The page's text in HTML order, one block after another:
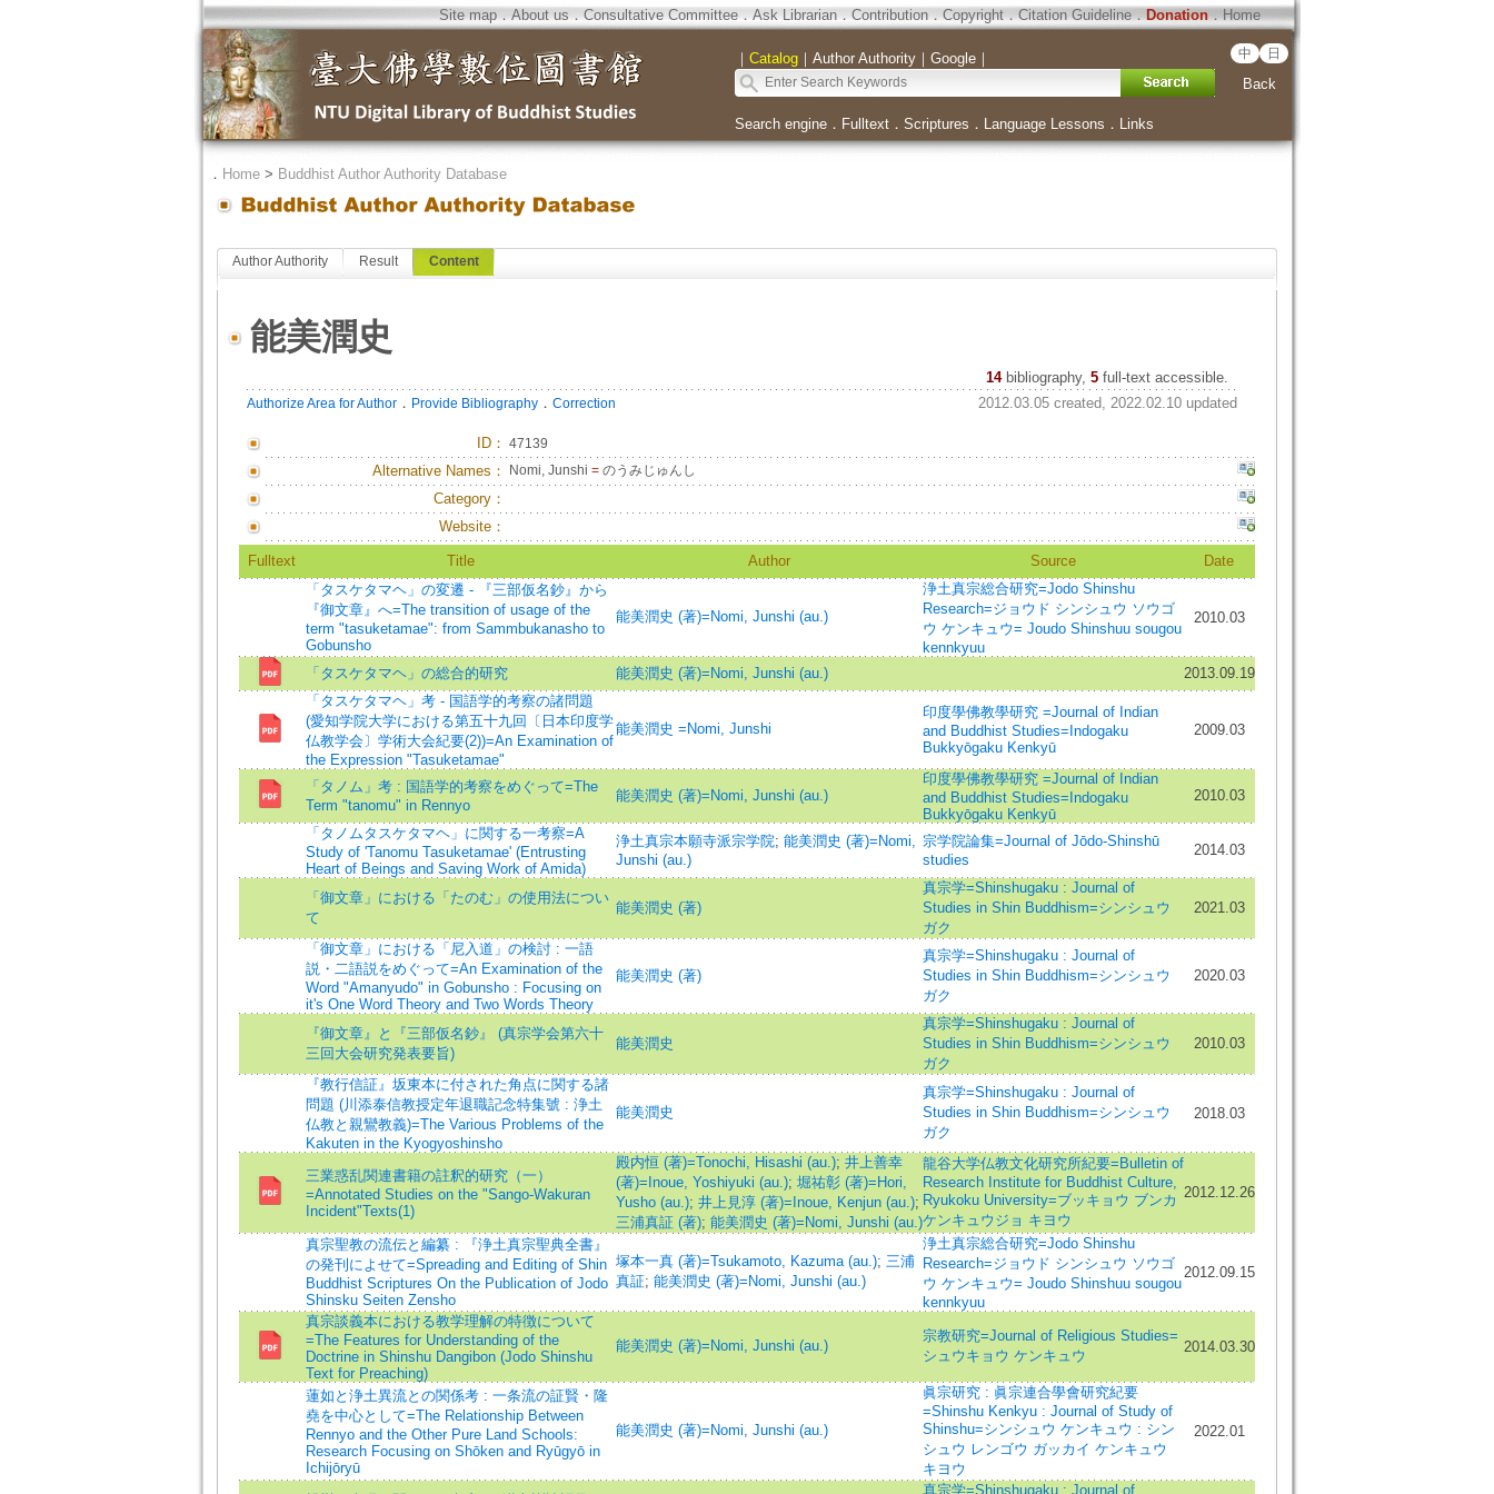
Site map．About us．Consultative Committee．Ask Librarian．Contribution．Copyright．Citation Guideline．Donation．Home
｜ Catalog｜ Author Authority｜ Google｜ 中 日
Back
Search engine． Fulltext． Scriptures ． Language Lessons ． Links
． Home> Buddhist Author Authority Database
Author Authority Result Content
能美潤史
14 bibliography, 5full-text accessible.
Authorize Area for Author． Provide Bibliography． Correction 2012.03.05 created, 2022.02.10 updated
ID： 47139
Alternative Names： Nomi, Junshi =のうみじゅんし
Category：
Website：
Fulltext Title Author Source
Date
「タスケタマヘ」の変遷 - 『三部仮名鈔』から
『御文章』へ=The transition of usage of the
term "tasuketamae": from Sammbukanasho to
Gobunsho
能美潤史 (著)=Nomi, Junshi (au.)
浄土真宗総合研究=Jodo Shinshu
Research=ジョウド シンシュウ ソウゴ
ウ ケンキュウ= Joudo Shinshuu sougou
kennkyuu
2010.03
「タスケタマヘ」の総合的研究 能美潤史 (著)=Nomi, Junshi (au.)
2013.09.19
「タスケタマヘ」考 - 国語学的考察の諸問題
(愛知学院大学における第五十九回〔日本印度学
仏教学会〕学術大会紀要(2))=An Examination of
the Expression "Tasuketamae"
能美潤史 =Nomi, Junshi
印度學佛教學研究 =Journal of Indian
and Buddhist Studies=Indogaku
Bukkyōgaku Kenkyū
2009.03
「タノム」考 : 国語学的考察をめぐって=The
Term "tanomu" in Rennyo
能美潤史 (著)=Nomi, Junshi (au.)
印度學佛教學研究 =Journal of Indian
and Buddhist Studies=Indogaku
Bukkyōgaku Kenkyū
2010.03
「タノムタスケタマヘ」に関する一考察=A
Study of 'Tanomu Tasuketamae' (Entrusting
Heart of Beings and Saving Work of Amida)
浄土真宗本願寺派宗学院; 能美潤史 (著)=Nomi,
Junshi (au.)
宗学院論集=Journal of Jōdo-Shinshū
studies
2014.03
「御文章」における「たのむ」の使用法につい
て
能美潤史 (著)
真宗学=Shinshugaku : Journal of
Studies in Shin Buddhism=シンシュウ
ガク
2021.03
「御文章」における「尼入道」の検討 : 一語
説・二語説をめぐって=An Examination of the
Word "Amanyudo" in Gobunsho : Focusing on
it's One Word Theory and Two Words Theory
能美潤史 (著)
真宗学=Shinshugaku : Journal of
Studies in Shin Buddhism=シンシュウ
ガク
2020.03
『御文章』と『三部仮名鈔』 (真宗学会第六十
三回大会研究発表要旨)
能美潤史
真宗学=Shinshugaku : Journal of
Studies in Shin Buddhism=シンシュウ
ガク
2010.03
『教行信証』坂東本に付された角点に関する諸
問題 (川添泰信教授定年退職記念特集號 : 浄土
仏教と親鸞教義)=The Various Problems of the
Kakuten in the Kyogyoshinsho
能美潤史
真宗学=Shinshugaku : Journal of
Studies in Shin Buddhism=シンシュウ
ガク
2018.03
三業惑乱関連書籍の註釈的研究（一）
=Annotated Studies on the "Sango-Wakuran
Incident"Texts(1)
殿内恒 (著)=Tonochi, Hisashi (au.); 井上善幸
(著)=Inoue, Yoshiyuki (au.); 堀祐彰 (著)=Hori,
Yusho (au.); 井上見淳 (著)=Inoue, Kenjun (au.);
三浦真証 (著); 能美潤史 (著)=Nomi, Junshi (au.)
龍谷大学仏教文化研究所紀要=Bulletin of
Research Institute for Buddhist Culture,
Ryukoku University=ブッキョウ ブンカ
ケンキュウジョ キヨウ
2012.12.26
真宗聖教の流伝と編纂 : 『浄土真宗聖典全書』
の発刊によせて=Spreading and Editing of Shin
Buddhist Scriptures On the Publication of Jodo
Shinsku Seiten Zensho
塚本一真 (著)=Tsukamoto, Kazuma (au.); 三浦
真証; 能美潤史 (著)=Nomi, Junshi (au.)
浄土真宗総合研究=Jodo Shinshu
Research=ジョウド シンシュウ ソウゴ
ウ ケンキュウ= Joudo Shinshuu sougou
kennkyuu
2012.09.15
真宗談義本における教学理解の特徴について
=The Features for Understanding of the
Doctrine in Shinshu Dangibon (Jodo Shinshu
Text for Preaching)
能美潤史 (著)=Nomi, Junshi (au.)
宗教研究=Journal of Religious Studies=
シュウキョウ ケンキュウ
2014.03.30
蓮如と浄土異流との関係考 : 一条流の証賢・隆
堯を中心として=The Relationship Between
Rennyo and the Other Pure Land Schools:
Research Focusing on Shōken and Ryūgyō in
Ichijōryū
能美潤史 (著)=Nomi, Junshi (au.)
眞宗研究 : 眞宗連合學會研究紀要
=Shinshu Kenkyu : Journal of Study of
Shinshu=シンシュウ ケンキュウ : シン
シュウ レンゴウ ガッカイ ケンキュウ
キヨウ
2022.01
真宗学=Shinshugaku : Journal of